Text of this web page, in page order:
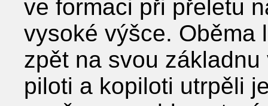
ve formaci při přeletu
vysoké výšce. Oběma
zpět na svou
piloti a kopiloti utrpěli